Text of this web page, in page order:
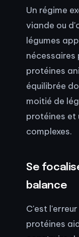
Un régime
viande ou
légumes
nécessaires
protéines
équilibrée
moitié de
protéines et
complexes.
Se
balance
C'est
protéines